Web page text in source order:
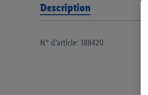
Description
N° d’article: 188420